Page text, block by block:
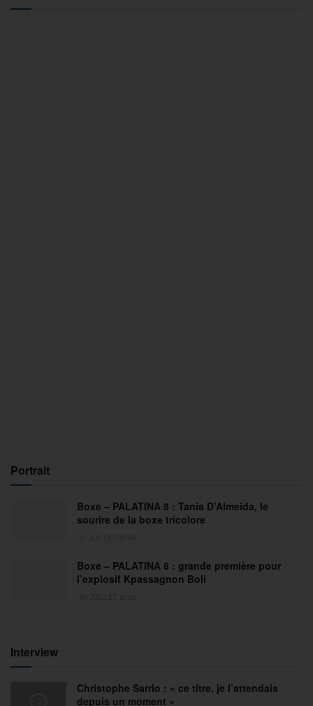
Portrait
Boxe – PALATINA 8 : Tania D’Almeida, le
sourire de la boxe tricolore
Boxe – PALATINA 8 : grande première pour
l’explosif Kpassagnon Boli
Interview
Christophe Sarrio : « ce titre, je l’attendais
depuis un moment »